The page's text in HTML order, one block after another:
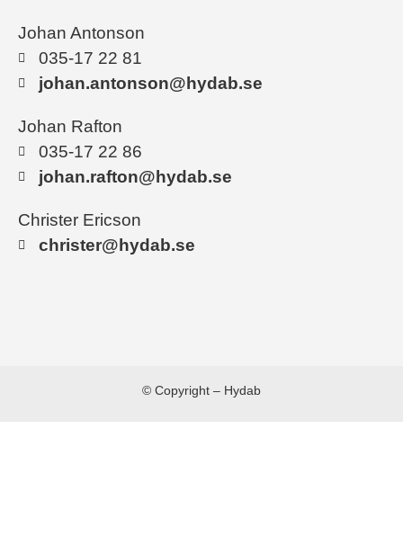
Johan Antonson
035-17 22 81
johan.antonson@hydab.se
Johan Rafton
035-17 22 86
johan.rafton@hydab.se
Christer Ericson
christer@hydab.se
© Copyright – Hydab